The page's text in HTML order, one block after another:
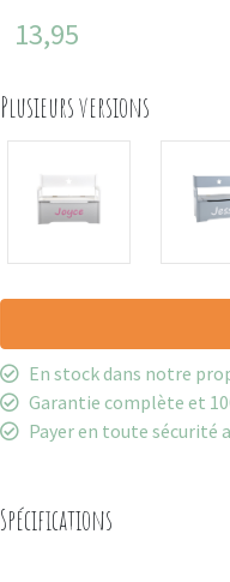
13,95
Plusieurs versions
En stock dans notre
Garantie complète et
Payer en toute sécurité
Spécifications